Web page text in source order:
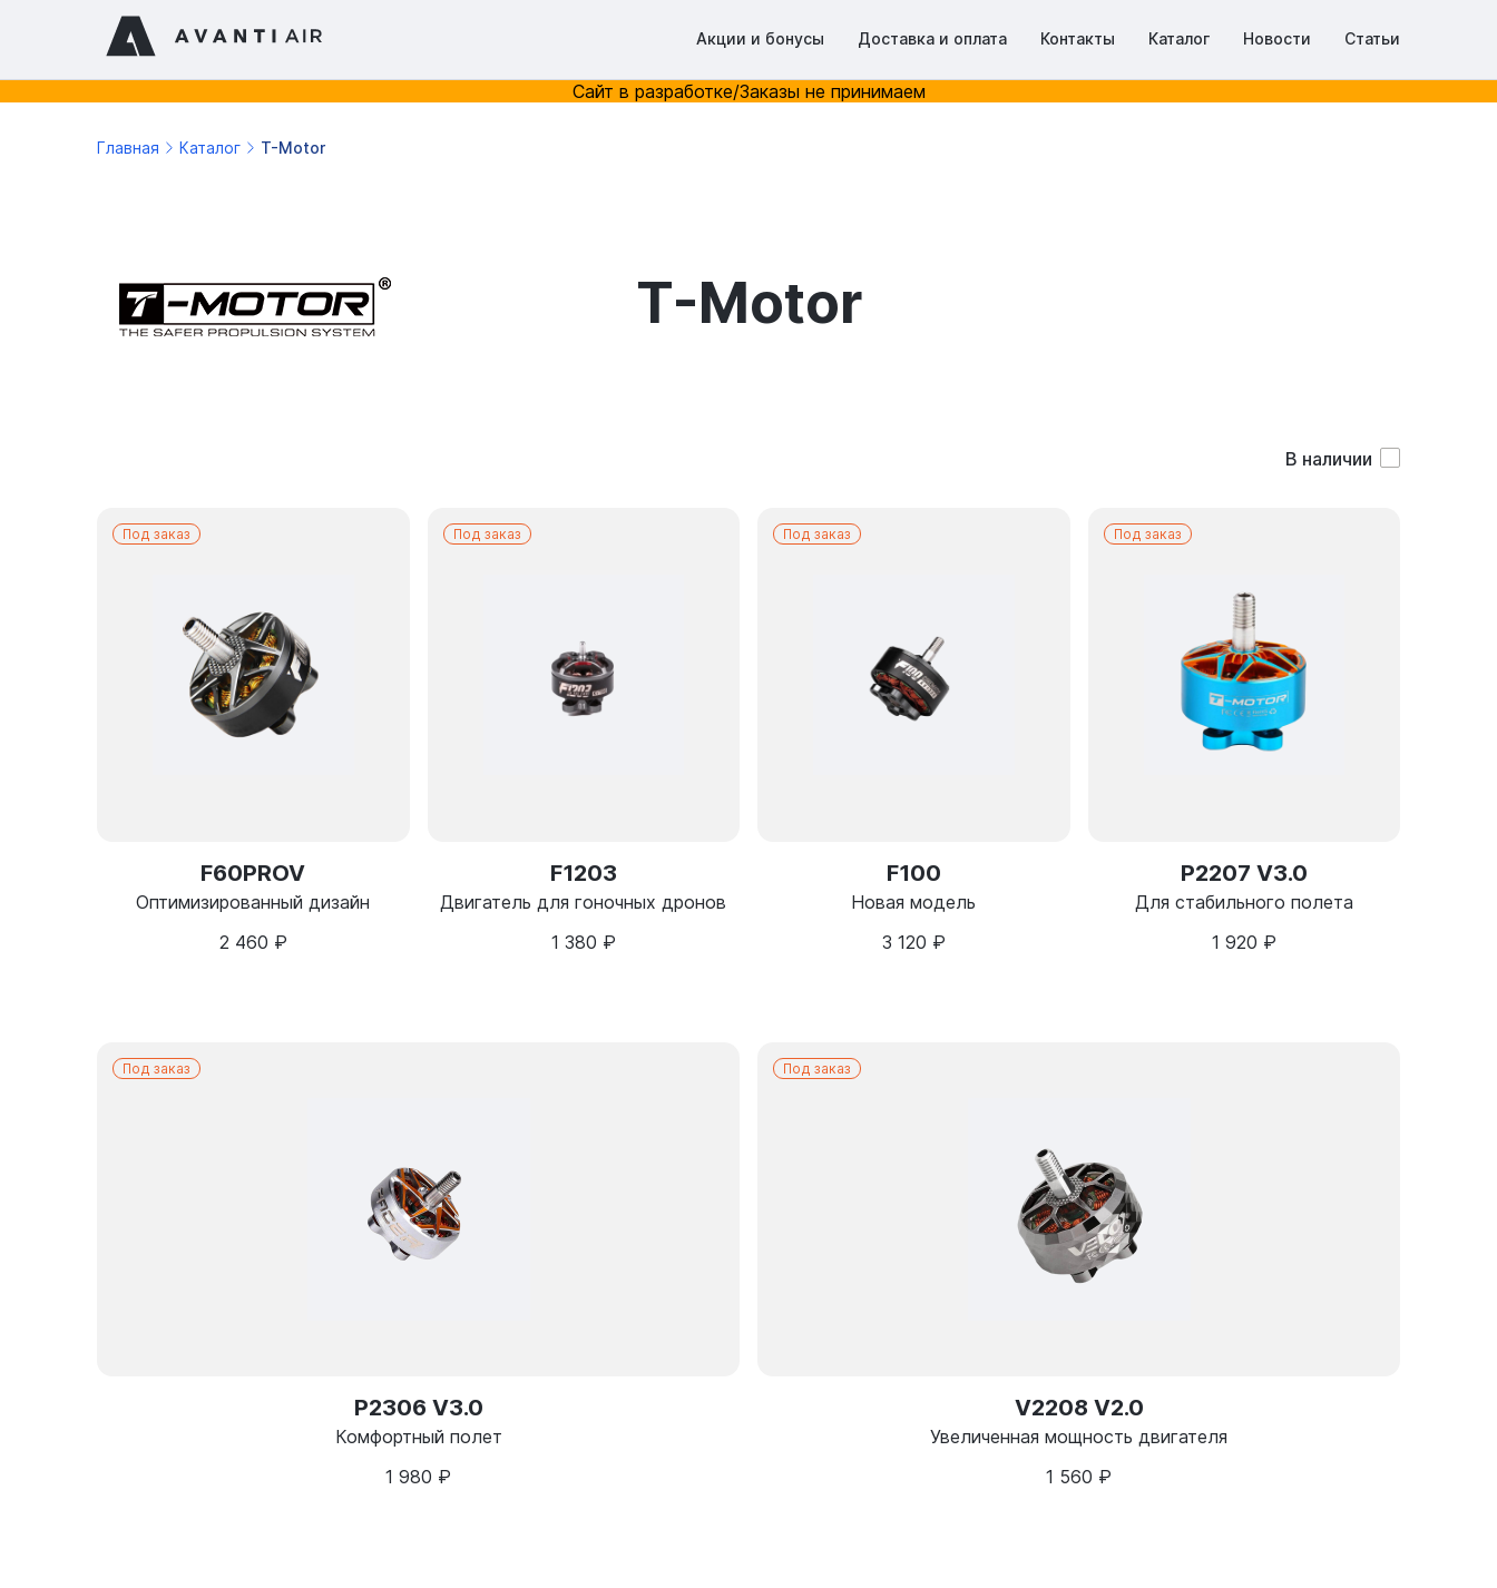
Акции и бонусы Доставка и оплата Контакты Каталог Новости Статьи
Сайт в разработке/Заказы не принимаем
Главная Каталог T-Motor
T-Motor
В наличии
Под заказ
F60PROV
Оптимизированный дизайн
2 460 ₽
Под заказ
F1203
Двигатель для гоночных дронов
1 380 ₽
Под заказ
F100
Новая модель
3 120 ₽
Под заказ
P2207 V3.0
Для стабильного полета
1 920 ₽
Под заказ
P2306 V3.0
Комфортный полет
1 980 ₽
Под заказ
V2208 V2.0
Увеличенная мощность двигателя
1 560 ₽